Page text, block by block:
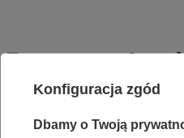
Procesor
wydajność
Konfiguracja zgód
Dbamy o Twoją